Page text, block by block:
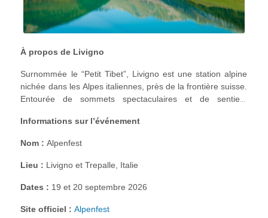
principal, mais l’énergie et le caractère local y sont tout
aussi forts.
À propos de Livigno
Surnommée le “Petit Tibet”, Livigno est une station alpine
nichée dans les Alpes italiennes, près de la frontière suisse.
Entourée de sommets spectaculaires et de sentiers
culture et détente. L’été est une période idéale pour s’y
Informations sur l’événement
Nom : Alpenfest
Lieu : Livigno et Trepalle, Italie
Dates : 19 et 20 septembre 2026
Site officiel : Alpenfest